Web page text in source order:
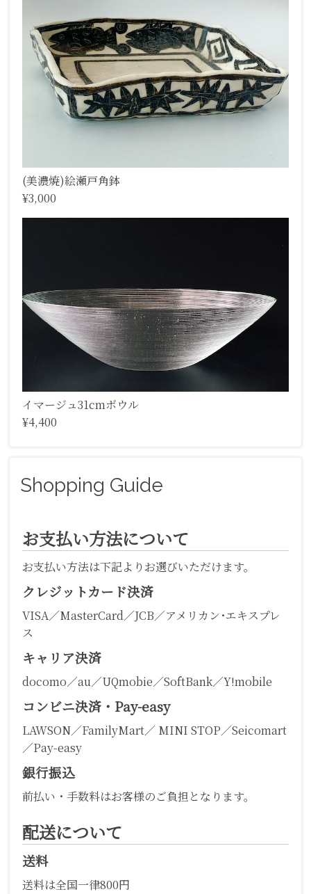
(美濃焼)絵瀬戸角鉢
¥3,000
イマージュ31cmボウル
¥4,400
Shopping Guide
お支払い方法について
お支払い方法は下記よりお選びいただけます。
クレジットカード決済
VISA／MasterCard／JCB／アメリカン･エキスプレ
ス
キャリア決済
docomo／au／UQmobie／SoftBank／Y!mobile
コンビニ決済・Pay-easy
LAWSON／FamilyMart／ MINI STOP／Seicomart
／Pay-easy
銀行振込
前払い・手数料はお客様のご負担となります。
配送について
送料
送料は全国一律800円